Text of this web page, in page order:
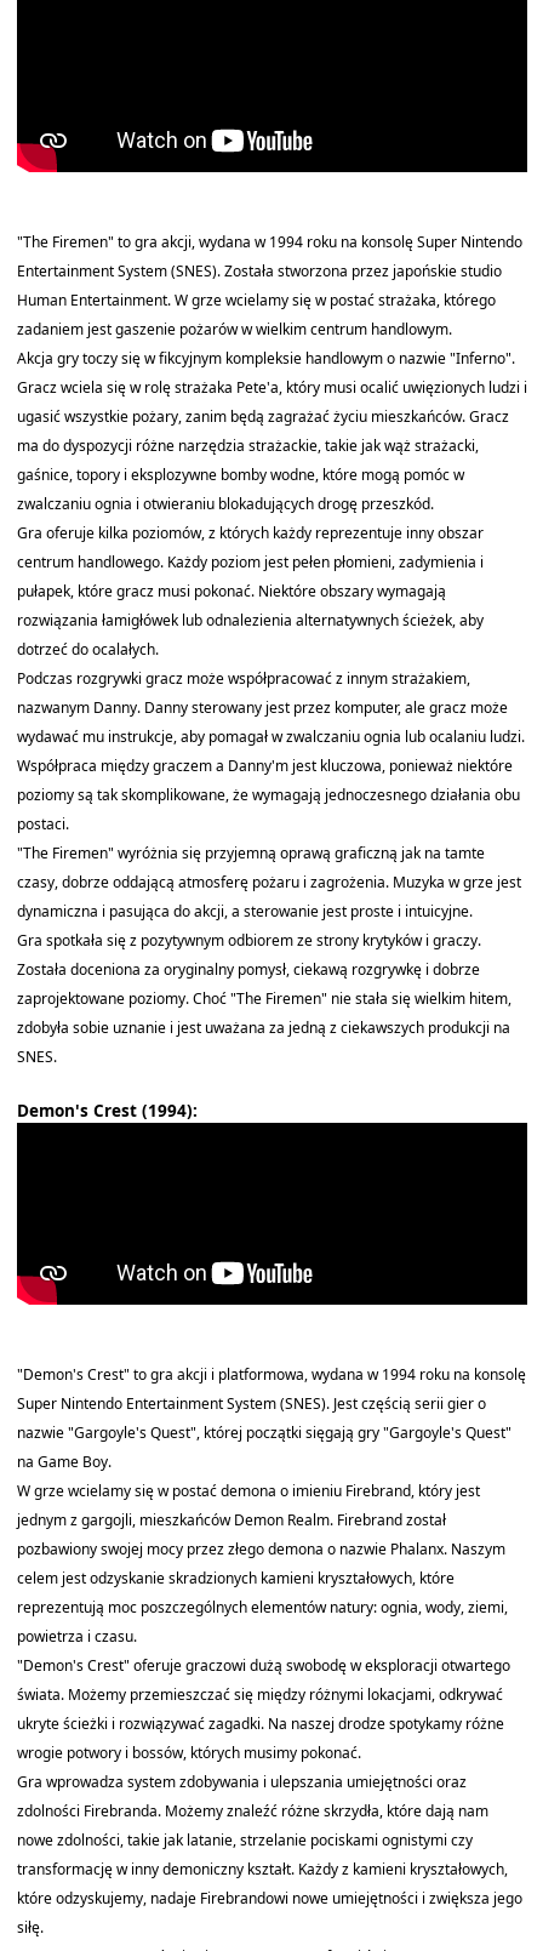
"The Firemen" to gra akcji, wydana w 1994 roku na konsolę Super Nintendo
Entertainment System (SNES). Została stworzona przez japońskie studio
Human Entertainment. W grze wcielamy się w postać strażaka, którego
zadaniem jest gaszenie pożarów w wielkim centrum handlowym.
Akcja gry toczy się w fikcyjnym kompleksie handlowym o nazwie "Inferno".
Gracz wciela się w rolę strażaka Pete'a, który musi ocalić uwięzionych ludzi i
ugasić wszystkie pożary, zanim będą zagrażać życiu mieszkańców. Gracz
ma do dyspozycji różne narzędzia strażackie, takie jak wąż strażacki,
gaśnice, topory i eksplozywne bomby wodne, które mogą pomóc w
zwalczaniu ognia i otwieraniu blokadujących drogę przeszkód.
Gra oferuje kilka poziomów, z których każdy reprezentuje inny obszar
centrum handlowego. Każdy poziom jest pełen płomieni, zadymienia i
pułapek, które gracz musi pokonać. Niektóre obszary wymagają
rozwiązania łamigłówek lub odnalezienia alternatywnych ścieżek, aby
dotrzeć do ocalałych.
Podczas rozgrywki gracz może współpracować z innym strażakiem,
nazwanym Danny. Danny sterowany jest przez komputer, ale gracz może
wydawać mu instrukcje, aby pomagał w zwalczaniu ognia lub ocalaniu ludzi.
Współpraca między graczem a Danny'm jest kluczowa, ponieważ niektóre
poziomy są tak skomplikowane, że wymagają jednoczesnego działania obu
postaci.
"The Firemen" wyróżnia się przyjemną oprawą graficzną jak na tamte
czasy, dobrze oddającą atmosferę pożaru i zagrożenia. Muzyka w grze jest
dynamiczna i pasująca do akcji, a sterowanie jest proste i intuicyjne.
Gra spotkała się z pozytywnym odbiorem ze strony krytyków i graczy.
Została doceniona za oryginalny pomysł, ciekawą rozgrywkę i dobrze
zaprojektowane poziomy. Choć "The Firemen" nie stała się wielkim hitem,
zdobyła sobie uznanie i jest uważana za jedną z ciekawszych produkcji na
SNES.
Demon's Crest (1994):
"Demon's Crest" to gra akcji i platformowa, wydana w 1994 roku na konsolę
Super Nintendo Entertainment System (SNES). Jest częścią serii gier o
nazwie "Gargoyle's Quest", której początki sięgają gry "Gargoyle's Quest"
na Game Boy.
W grze wcielamy się w postać demona o imieniu Firebrand, który jest
jednym z gargojli, mieszkańców Demon Realm. Firebrand został
pozbawiony swojej mocy przez złego demona o nazwie Phalanx. Naszym
celem jest odzyskanie skradzionych kamieni kryształowych, które
reprezentują moc poszczególnych elementów natury: ognia, wody, ziemi,
powietrza i czasu.
"Demon's Crest" oferuje graczowi dużą swobodę w eksploracji otwartego
świata. Możemy przemieszczać się między różnymi lokacjami, odkrywać
ukryte ścieżki i rozwiązywać zagadki. Na naszej drodze spotykamy różne
wrogie potwory i bossów, których musimy pokonać.
Gra wprowadza system zdobywania i ulepszania umiejętności oraz
zdolności Firebranda. Możemy znaleźć różne skrzydła, które dają nam
nowe zdolności, takie jak latanie, strzelanie pociskami ognistymi czy
transformację w inny demoniczny kształt. Każdy z kamieni kryształowych,
które odzyskujemy, nadaje Firebrandowi nowe umiejętności i zwiększa jego
siłę.